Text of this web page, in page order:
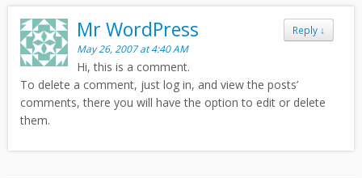
Reply ↓
Mr WordPress
May 26, 2007 at 4:40 AM
Hi, this is a comment.
To delete a comment, just log in, and view the posts’
comments, there you will have the option to edit or delete
them.